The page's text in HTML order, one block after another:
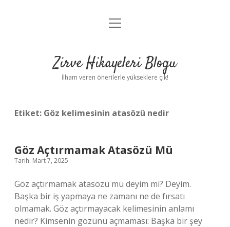
Anasayfa
Yasal Uyarı
menüyü
Zirve Hikayeleri Blogu
İlham veren önerilerle yükseklere çık!
Etiket: Göz kelimesinin atasözü nedir
Göz Açtırmamak Atasözü Mü
Tarih: Mart 7, 2025
Göz açtırmamak atasözü mü deyim mi? Deyim.
Başka bir iş yapmaya ne zamanı ne de fırsatı
olmamak. Göz açtırmayacak kelimesinin anlamı
nedir? Kimsenin gözünü açmaması: Başka bir şey